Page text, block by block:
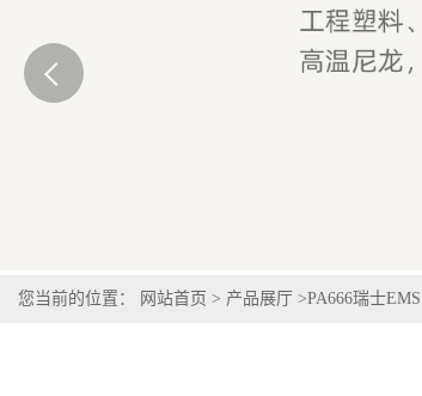
您当前的位置： 网站首页 > 产品展厅 >PA666瑞士EMS